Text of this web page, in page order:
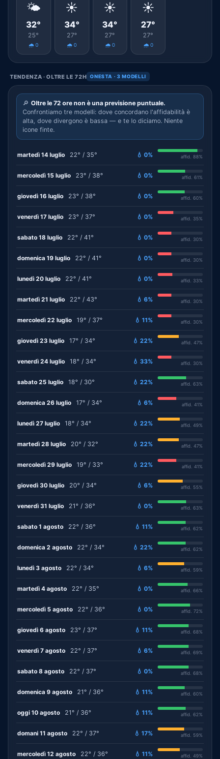
🌤️
32°
25°
🌧️ 0
☀️
34°
27°
🌧️ 0
☀️
34°
27°
🌧️ 0
☀️
27°
27°
🌧️ 0
TENDENZA · OLTRE LE 72H ONESTA · 3 MODELLI
🔎 Oltre le 72 ore non è una previsione puntuale.
Confrontiamo tre modelli: dove concordano l'affidabilità è
alta, dove divergono è bassa — e te lo diciamo. Niente
icone finte.
martedì 14 luglio 22° / 35° 💧 0% affid. 88%
mercoledì 15 luglio 23° / 38° 💧 0% affid. 61%
giovedì 16 luglio 23° / 38° 💧 0% affid. 60%
venerdì 17 luglio 23° / 37° 💧 0% affid. 35%
sabato 18 luglio 22° / 41° 💧 0% affid. 30%
domenica 19 luglio 22° / 41° 💧 0% affid. 30%
lunedì 20 luglio 22° / 41° 💧 0% affid. 33%
martedì 21 luglio 22° / 43° 💧 6% affid. 30%
mercoledì 22 luglio 19° / 37° 💧 11% affid. 30%
giovedì 23 luglio 17° / 34° 💧 22% affid. 47%
venerdì 24 luglio 18° / 34° 💧 33% affid. 30%
sabato 25 luglio 18° / 30° 💧 22% affid. 63%
domenica 26 luglio 17° / 34° 💧 6% affid. 41%
lunedì 27 luglio 18° / 34° 💧 22% affid. 49%
martedì 28 luglio 20° / 32° 💧 22% affid. 47%
mercoledì 29 luglio 19° / 33° 💧 22% affid. 41%
giovedì 30 luglio 20° / 34° 💧 6% affid. 55%
venerdì 31 luglio 21° / 36° 💧 0% affid. 63%
sabato 1 agosto 22° / 36° 💧 11% affid. 62%
domenica 2 agosto 22° / 34° 💧 22% affid. 62%
lunedì 3 agosto 22° / 34° 💧 6% affid. 59%
martedì 4 agosto 22° / 35° 💧 0% affid. 66%
mercoledì 5 agosto 22° / 36° 💧 0% affid. 72%
giovedì 6 agosto 23° / 37° 💧 11% affid. 68%
venerdì 7 agosto 22° / 37° 💧 6% affid. 69%
sabato 8 agosto 22° / 37° 💧 0% affid. 68%
domenica 9 agosto 21° / 36° 💧 11% affid. 60%
oggi 10 agosto 21° / 36° 💧 11% affid. 62%
domani 11 agosto 22° / 37° 💧 17% affid. 59%
mercoledì 12 agosto 22° / 36° 💧 11% affid. 49%